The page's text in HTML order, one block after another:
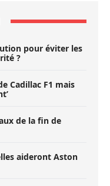
pour éviter les
?
Cadillac F1 mais
de la fin de
aideront Aston